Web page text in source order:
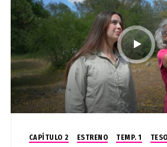
CAPÍTULO 2 ESTRENO TEMP. 1